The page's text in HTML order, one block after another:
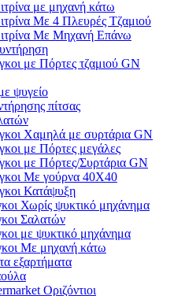
με μηχανή κάτω
Με 4 Πλευρές Τζαμιού
Με Μηχανή Επάνω
με Πόρτες τζαμιού GN
ψυγείο
πίτσας
Χαμηλά με συρτάρια GN
με Πόρτες μεγάλες
με Πόρτες/Συρτάρια GN
Με γούρνα 40Χ40
Κατάψυξη
Χωρίς ψυκτικό μηχάνημα
Σαλατών
με ψυκτικό μηχάνημα
Με μηχανή κάτω
εξαρτήματα
Οριζόντιοι